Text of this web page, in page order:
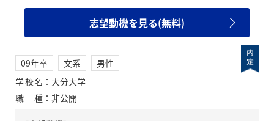
志望動機を見る(無料)
09年卒 文系
男性
学校名 ： 大分大学
職種 ： 非公開